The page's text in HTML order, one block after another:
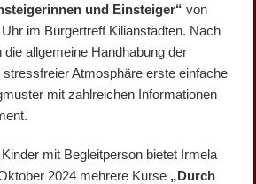
und Einsteiger“ von
im Bürgertreff Kilianstädten. Nach
allgemeine Handhabung der
Atmosphäre erste einfache
mit zahlreichen Informationen
mit Begleitperson bietet Irmela
2024 mehrere Kurse „Durch